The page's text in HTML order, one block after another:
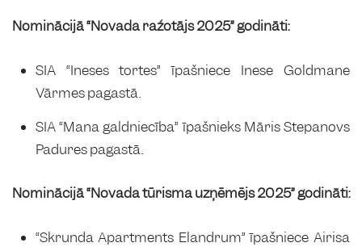
Nominācijā “Novada ražotājs 2025” godināti:
SIA “Ineses tortes” īpašniece Inese Goldmane
Vārmes pagastā.
SIA “Mana galdniecība” īpašnieks Māris Stepanovs
Padures pagastā.
Nominācijā “Novada tūrisma uzņēmējs 2025” godināti:
“Skrunda Apartments Elandrum” īpašniece Airisa